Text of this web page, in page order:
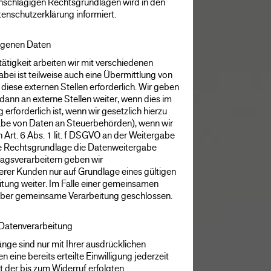
informiert.
Daten
arbeiten wir mit verschiedenen
ist teilweise auch eine Übermittlung von
externen Stellen erforderlich. Wir geben
an externe Stellen weiter, wenn dies im
erforderlich ist, wenn wir gesetzlich hierzu
von Daten an Steuerbehörden), wenn wir
6 Abs. 1 lit. f DSGVO an der Weitergabe
Rechtsgrundlage die Datenweitergabe
geben wir
Kunden nur auf Grundlage eines gültigen
weiter. Im Falle einer gemeinsamen
gemeinsame Verarbeitung geschlossen.
sind nur mit Ihrer ausdrücklichen
eine bereits erteilte Einwilligung jederzeit
der bis zum Widerruf erfolgten